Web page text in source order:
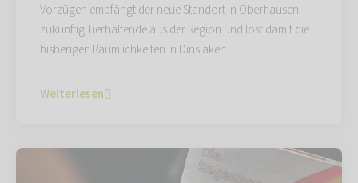
Vorzügen empfängt der neue Standort in Oberhausen
zukünftig Tierhaltende aus der Region und löst damit die
bisherigen Räumlichkeiten in Dinslaken…
Weiterlesen